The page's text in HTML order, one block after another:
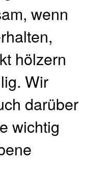
wenn
hölzern
Wir
darüber
wichtig